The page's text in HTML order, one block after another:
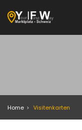
Home Visitenkarten